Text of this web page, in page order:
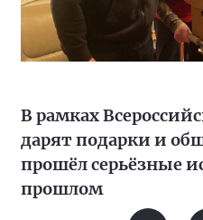
В рамках
дарят подарки и
прошёл серьёзные
прошлом